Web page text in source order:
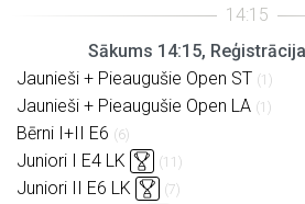
Sākums 14:15,
Jaunieši + Pieaugušie Open ST (1)
Jaunieši + Pieaugušie Open LA (1)
Bērni I+II E6 (6)
Juniori I E4 LK (11)
Juniori II E6 LK (7)